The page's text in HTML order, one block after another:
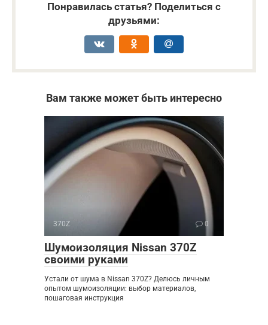
Понравилась статья? Поделиться с
друзьями:
Вам также может быть интересно
370Z 0
Шумоизоляция Nissan 370Z
своими руками
Устали от шума в Nissan 370Z? Делюсь личным
опытом шумоизоляции: выбор материалов,
пошаговая инструкция